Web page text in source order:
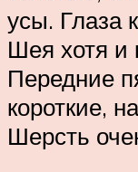
усы. Глаза
Шея хотя и
Передние
короткие,
Шерсть